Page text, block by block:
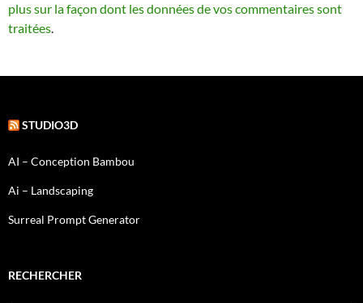
plus sur la façon dont les données de vos commentaires sont
traitées.
STUDIO3D
AI – Conception Bambou
Ai – Landscaping
Surreal Prompt Generator
RECHERCHER